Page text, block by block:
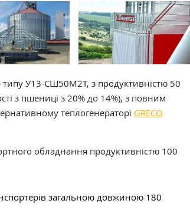
У13-СШ50М2Т, з продуктивністю 50
з пшениці з 20% до 14%), з повним
теплогенераторі GRECO
обладнання продуктивністю 100
загальною довжиною 180